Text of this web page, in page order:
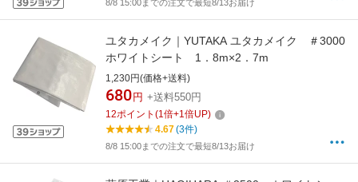
8/8 15:00までの注文で最短8/13お届け
ユタカメイク｜YUTAKA ユタカメイク ＃3000
ホワイトシート 1．8m×2．7m
1,230円(価格+送料)
680 円 +送料550円
12ポイント (1倍+1倍UP)
4.67(3件)
8/8 15:00までの注文で最短8/13お届け